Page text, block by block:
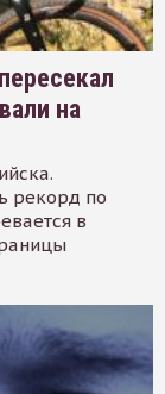
на
рекорд по
в